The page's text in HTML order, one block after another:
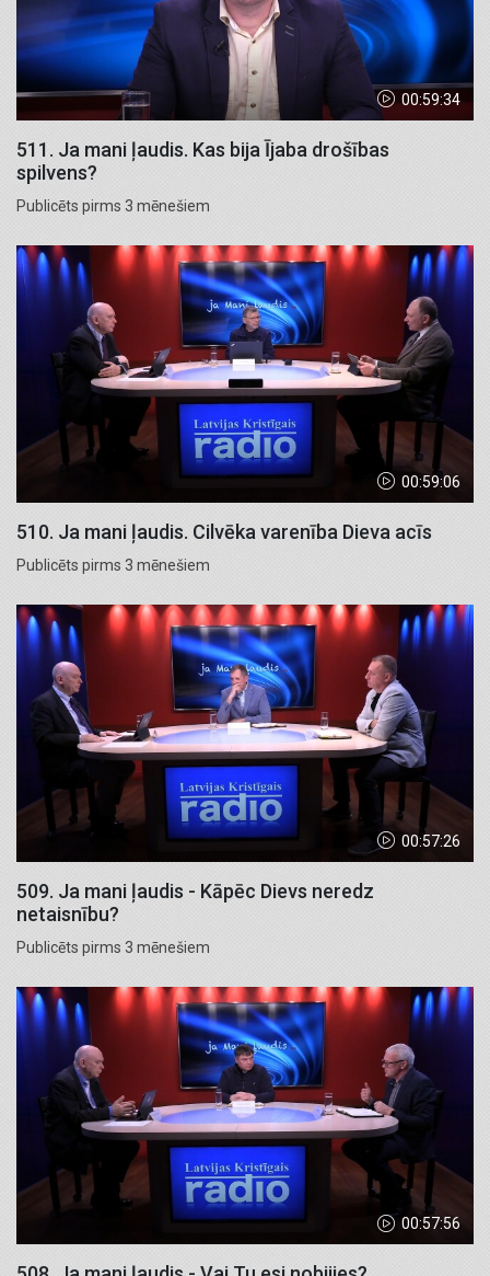
00:59:34
511. Ja mani ļaudis. Kas bija Ījaba drošības
spilvens?
Publicēts pirms 3 mēnešiem
00:59:06
510. Ja mani ļaudis. Cilvēka varenība Dieva acīs
Publicēts pirms 3 mēnešiem
00:57:26
509. Ja mani ļaudis - Kāpēc Dievs neredz
netaisnību?
Publicēts pirms 3 mēnešiem
00:57:56